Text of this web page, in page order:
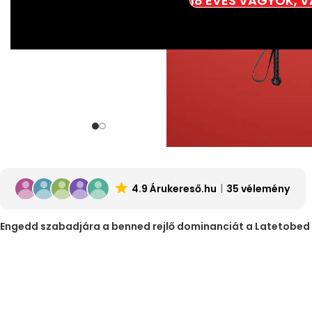
4.9 Árukereső.hu 35 vélemény
Engedd szabadjára a benned rejlő dominanciát a